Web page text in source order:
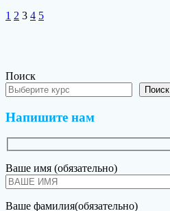
Навигация
Страница
1 Страница
2 Страница
3 Страница
4 Страница
5
Поиск
Поиск
Напишите нам
Ваше имя (обязательно)
Ваше фамилия(обязательно)